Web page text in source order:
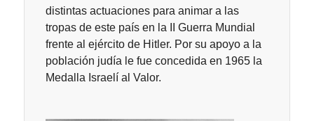
distintas actuaciones para animar a las
tropas de este país en la II Guerra Mundial
frente al ejército de Hitler. Por su apoyo a la
población judía le fue concedida en 1965 la
Medalla Israelí al Valor.